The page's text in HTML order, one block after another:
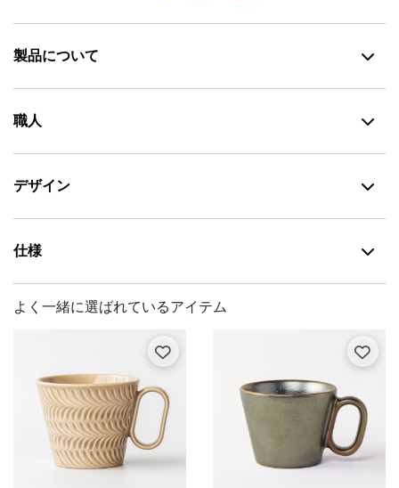
製品について
職人
デザイン
仕様